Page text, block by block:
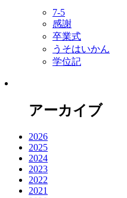
7-5
感謝
卒業式
うそはいかん
学位記
アーカイブ
2026
2025
2024
2023
2022
2021